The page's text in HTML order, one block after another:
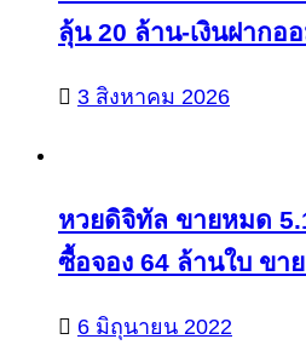
ลุ้น 20 ล้าน-เงินฝากอ
3 สิงหาคม 2026
หวยดิจิทัล ขายหมด
ซื้อจอง 64 ล้านใบ ขาย
6 มิถุนายน 2022